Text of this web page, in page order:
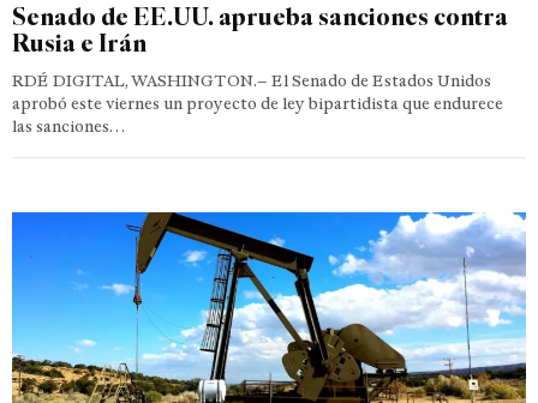
Senado de EE.UU. aprueba sanciones contra
Rusia e Irán
RDÉ DIGITAL, WASHINGTON.– El Senado de Estados Unidos
aprobó este viernes un proyecto de ley bipartidista que endurece
las sanciones…